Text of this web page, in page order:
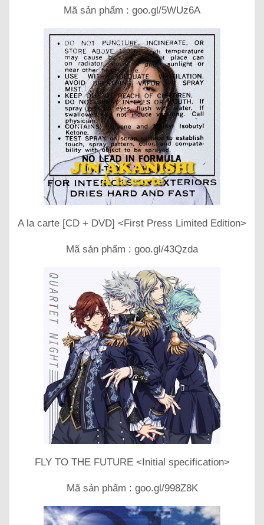
Mã sản phẩm : goo.gl/5WUz6A
A la carte [CD + DVD] <First Press Limited Edition>
Mã sản phẩm : goo.gl/43Qzda
FLY TO THE FUTURE <Initial specification>
Mã sản phẩm : goo.gl/998Z8K